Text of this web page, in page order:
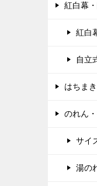
紅白幕
紅白
自立
はちま
のれん
サイ
湯の